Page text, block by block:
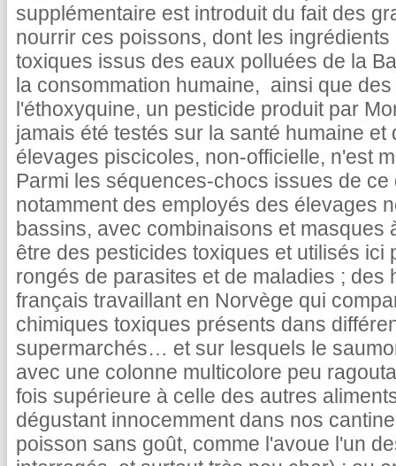
supplémentaire est introduit du fait des
nourrir ces poissons, dont les
toxiques issus des eaux polluées de la
la consommation humaine, ainsi que
l'éthoxyquine, un pesticide produit par
jamais été testés sur la santé humaine et
élevages piscicoles, non-officielle, n'est
Parmi les séquences-chocs issues de
notamment des employés des élevages
bassins, avec combinaisons et masques
être des pesticides toxiques et utilisés ici
rongés de parasites et de maladies ;
français travaillant en Norvège qui
chimiques toxiques présents dans
supermarchés… et sur lesquels le
avec une colonne multicolore peu
fois supérieure à celle des autres
dégustant innocemment dans nos
poisson sans goût, comme l'avoue l'un